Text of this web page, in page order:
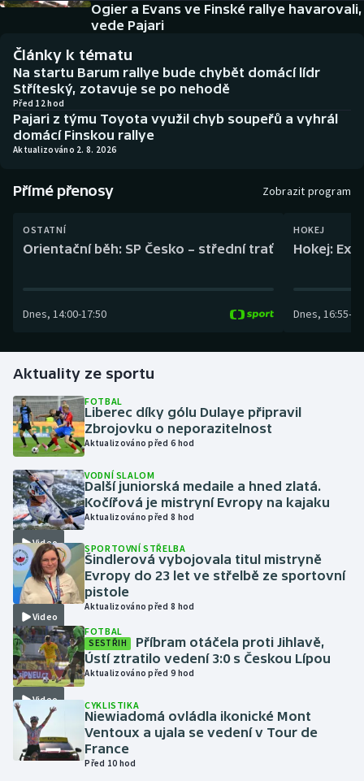
Baseball a softbal
Basketbal
Biatlon
Boby a skeleton
Box
Curling
Golf
Gymnastika
Házená
Jezdectví
Judo
Krasobruslení
Lezení
Lyže a snowboard
Moderní pětiboj
Motorsport
Olympijské hry
Historické návraty
Aplikace ČT sport
AZ kvíz
Ogier a Evans ve Finské rallye havarovali,
vede Pajari
Články k tématu
Na startu Barum rallye bude chybět domácí lídr
Stříteský, zotavuje se po nehodě
Před 12 hod
Pajari z týmu Toyota využil chyb soupeřů a vyhrál
domácí Finskou rallye
Aktualizováno 2. 8. 2026
Přímé přenosy Zobrazit program
OSTATNÍ
Orientační běh: SP Česko – střední trať
Dnes, 14:00-17:50
HOKEJ
Hokej:
Dnes, 16:55-
Aktuality ze sportu
FOTBAL
Liberec díky gólu Dulaye připravil
Zbrojovku o neporazitelnost
Aktualizováno před 6 hod
Video
VODNÍ SLALOM
Další juniorská medaile a hned zlatá.
Kočířová je mistryní Evropy na kajaku
Aktualizováno před 8 hod
Video
SPORTOVNÍ STŘELBA
Šindlerová vybojovala titul mistryně
Evropy do 23 let ve střelbě ze sportovní
pistole
Aktualizováno před 8 hod
Video
FOTBAL
SESTŘIH
Příbram otáčela proti Jihlavě,
Ústí ztratilo vedení 3:0 s Českou Lípou
Aktualizováno před 9 hod
CYKLISTIKA
Niewiadomá ovládla ikonické Mont
Ventoux a ujala se vedení v Tour de
France
Před 10 hod